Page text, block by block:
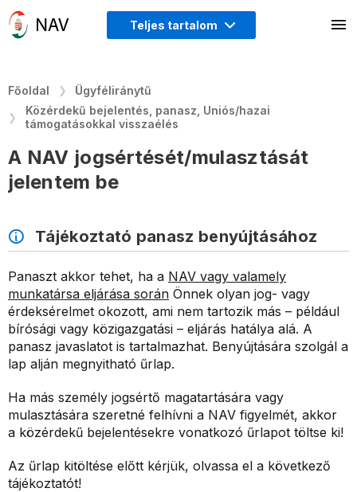
Teljes tartalom
Főoldal
Ügyféliránytű
Közérdekű bejelentés, panasz, Uniós/hazai
támogatásokkal visszaélés
A NAV jogsértését/mulasztását
jelentem be
Tájékoztató panasz benyújtásához
Panaszt akkor tehet, ha a NAV vagy valamely
munkatársa eljárása során Önnek olyan jog- vagy
érdeksérelmet okozott, ami nem tartozik más – például
bírósági vagy közigazgatási – eljárás hatálya alá. A
panasz javaslatot is tartalmazhat. Benyújtására szolgál a
lap alján megnyitható űrlap.
Ha más személy jogsértő magatartására vagy
mulasztására szeretné felhívni a NAV figyelmét, akkor
a közérdekű bejelentésekre vonatkozó űrlapot töltse ki!
Az űrlap kitöltése előtt kérjük, olvassa el a következő
tájékoztatót!